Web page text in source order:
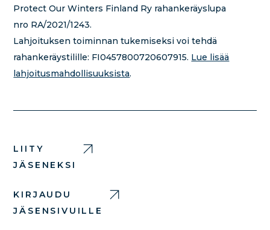
Protect Our Winters Finland Ry rahankeräyslupa
nro RA/2021/1243.
Lahjoituksen toiminnan tukemiseksi voi tehdä
rahankeräystilille: FI0457800720607915. Lue lisää
lahjoitusmahdollisuuksista.
LIITY
JÄSENEKSI
KIRJAUDU
JÄSENSIVUILLE